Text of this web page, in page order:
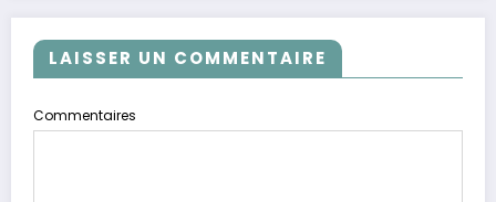
LAISSER UN COMMENTAIRE
Commentaires